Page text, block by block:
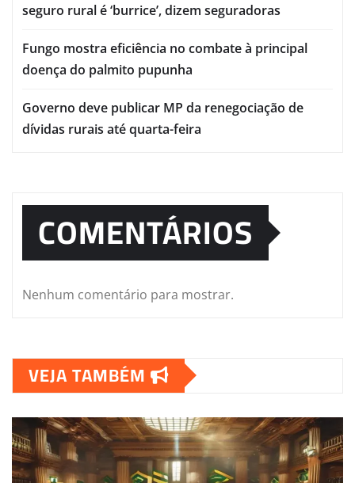
seguro rural é ‘burrice’, dizem seguradoras
Fungo mostra eficiência no combate à principal
doença do palmito pupunha
Governo deve publicar MP da renegociação de
dívidas rurais até quarta-feira
COMENTÁRIOS
Nenhum comentário para mostrar.
VEJA TAMBÉM